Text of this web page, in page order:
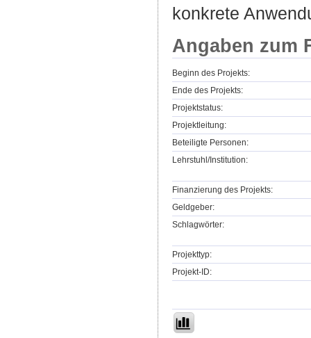
konkrete
Angaben zum
Beginn des Projekts:
Ende des Projekts:
Projektstatus:
Projektleitung:
Beteiligte Personen:
Lehrstuhl/Institution:
Finanzierung des Projekts:
Geldgeber:
Schlagwörter:
Projekttyp:
Projekt-ID: